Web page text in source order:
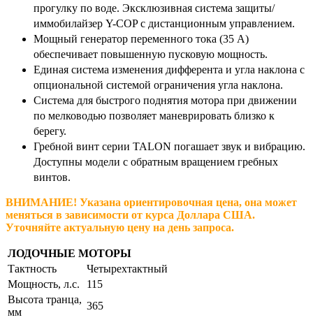
прогулку по воде. Эксклюзивная система защиты/
иммобилайзер Y-COP с дистанционным управлением.
Мощный генератор переменного тока (35 A)
обеспечивает повышенную пусковую мощность.
Единая система изменения дифферента и угла наклона с
опциональной системой ограничения угла наклона.
Система для быстрого поднятия мотора при движении
по мелководью позволяет маневрировать близко к
берегу.
Гребной винт серии TALON погашает звук и вибрацию.
Доступны модели с обратным вращением гребных
винтов.
ВНИМАНИЕ! Указана ориентировочная цена, она может
меняться в зависимости от курса Доллара США.
Уточняйте актуальную цену на день запроса.
ЛОДОЧНЫЕ МОТОРЫ
Тактность
Четырехтактный
Мощность, л.с.
115
Высота транца,
мм
365